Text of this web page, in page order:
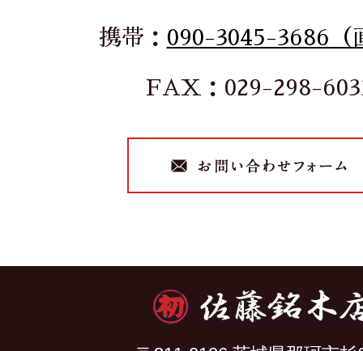
携帯： 090-3045-3686（
FAX：029-298-